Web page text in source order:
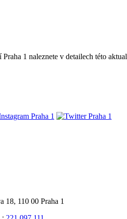
1 naleznete v detailech této
18, 110 00 Praha 1